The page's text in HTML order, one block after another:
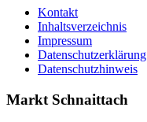
Kontakt
Inhaltsverzeichnis
Impressum
Datenschutzerklärung
Datenschutzhinweis
Markt Schnaittach